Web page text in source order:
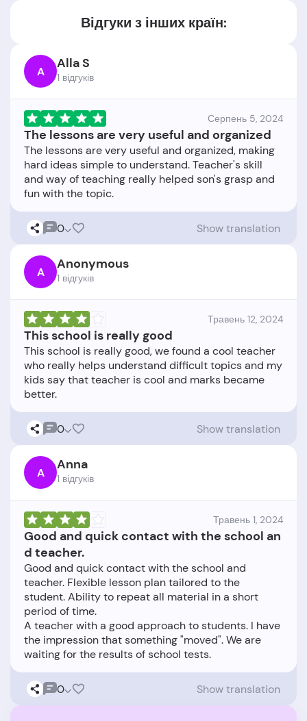
Відгуки з інших країн:
A Alla S
1 відгукiв
Серпень 5, 2024
The lessons are very useful and organized
The lessons are very useful and organized, making
hard ideas simple to understand. Teacher's skill
and way of teaching really helped son's grasp and
0 Show translation
A Anonymous
1 відгукiв
Травень 12, 2024
This school is really good
This school is really good, we found a cool teacher
who really helps understand difficult topics and my
kids say that teacher is cool and marks became
0 Show translation
A Anna
1 відгукiв
Травень 1, 2024
Good and quick contact with the school an
d teacher.
Good and quick contact with the school and
teacher. Flexible lesson plan tailored to the
student. Ability to repeat all material in a short
period of time.
A teacher with a good approach to students. I have
the impression that something "moved". We are
0 Show translation